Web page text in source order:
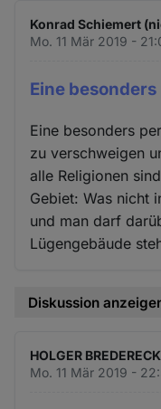
Konrad Schiemert
Mo. 11 Mär 2019 -
Eine
Eine besonders
zu verschweigen
alle Religionen
Gebiet: Was nicht
und man darf
Lügengebäude
Diskussion
HOLGER
Mo. 11 Mär 2019 -